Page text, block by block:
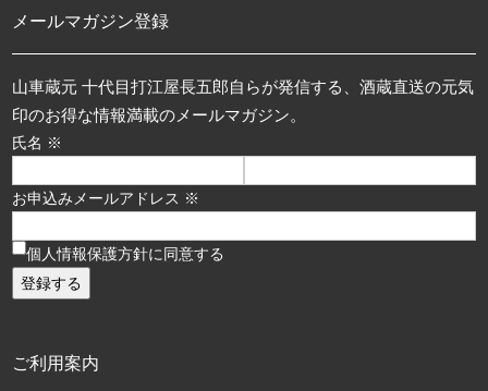
メールマガジン登録
山車蔵元 十代目打江屋長五郎自らが発信する、酒蔵直送の元気
印のお得な情報満載のメールマガジン。
氏名 ※
お申込みメールアドレス ※
個人情報保護方針に同意する
ご利用案内